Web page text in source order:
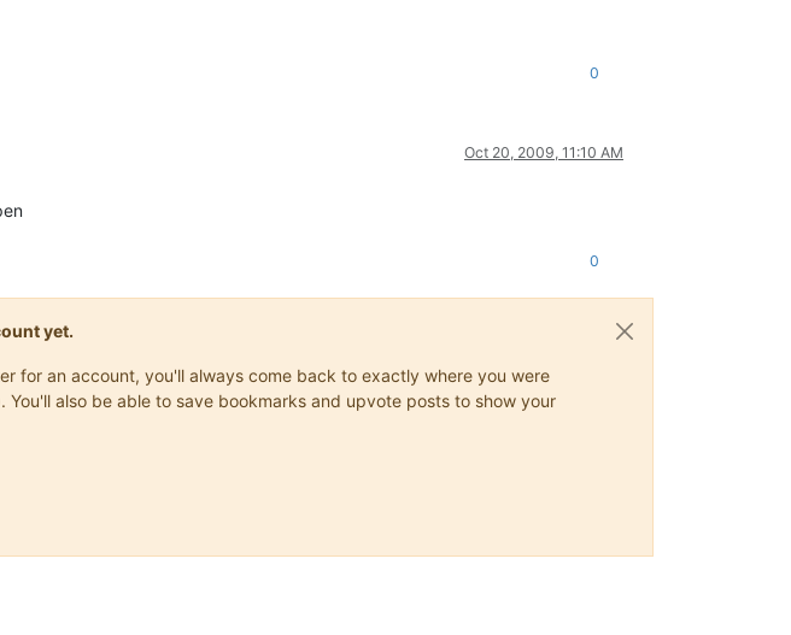
0
Oct 20, 2009, 11:10 AM
0
yet.
for an account, you'll always come back to exactly where you were
also be able to save bookmarks and upvote posts to show your